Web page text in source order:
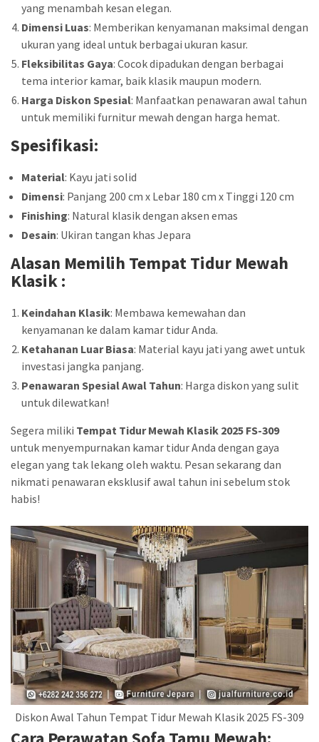
yang menambah kesan elegan.
Dimensi Luas: Memberikan kenyamanan maksimal dengan
ukuran yang ideal untuk berbagai ukuran kasur.
Fleksibilitas Gaya: Cocok dipadukan dengan berbagai
tema interior kamar, baik klasik maupun modern.
Harga Diskon Spesial: Manfaatkan penawaran awal tahun
untuk memiliki furnitur mewah dengan harga hemat.
Spesifikasi:
Material: Kayu jati solid
Dimensi: Panjang 200 cm x Lebar 180 cm x Tinggi 120 cm
Finishing: Natural klasik dengan aksen emas
Desain: Ukiran tangan khas Jepara
Alasan Memilih Tempat Tidur Mewah
Klasik:
Keindahan Klasik: Membawa kemewahan dan
kenyamanan ke dalam kamar tidur Anda.
Ketahanan Luar Biasa: Material kayu jati yang awet untuk
investasi jangka panjang.
Penawaran Spesial Awal Tahun: Harga diskon yang sulit
untuk dilewatkan!
Segera miliki Tempat Tidur Mewah Klasik 2025 FS-309
untuk menyempurnakan kamar tidur Anda dengan gaya
elegan yang tak lekang oleh waktu. Pesan sekarang dan
nikmati penawaran eksklusif awal tahun ini sebelum stok
habis!
Diskon Awal Tahun Tempat Tidur Mewah Klasik 2025 FS-309